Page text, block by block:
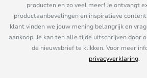
producten en zo veel meer! Je ontvangt
productaanbevelingen en inspiratieve
klant vinden we jouw mening belangrijk en
aankoop. Je kan ten alle tijde uitschrijven door
de nieuwsbrief te klikken. Voor meer
privacyverklaring.